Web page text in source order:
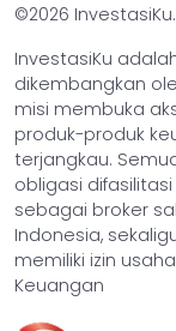
©2026
InvestasiKu
dikembangkan
misi membuka
produk-produk
terjangkau.
obligasi
sebagai broker
Indonesia,
memiliki izin
Keuangan